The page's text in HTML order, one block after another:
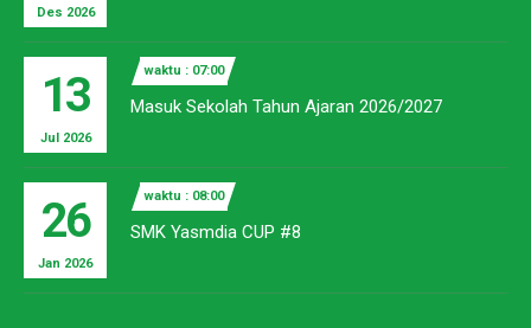
Des 2026
13
Jul 2026
waktu : 07:00
Masuk Sekolah Tahun Ajaran 2026/2027
26
Jan 2026
waktu : 08:00
SMK Yasmdia CUP #8